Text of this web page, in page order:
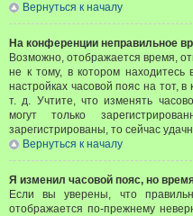
Вернуться к началу
На конференции неправильное
Возможно, отображается время,
не к тому, в котором
настройках часовой пояс на тот,
т. д. Учтите, что изменять
могут только
зарегистрированы, то сейчас
Вернуться к началу
Я изменил часовой пояс, но
Если вы уверены, что
отображается по-прежнему